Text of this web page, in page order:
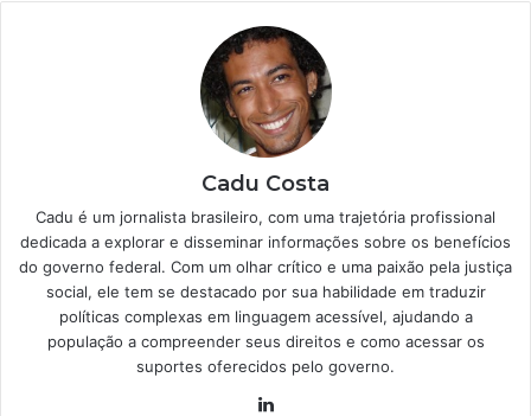
Cadu Costa
Cadu é um jornalista brasileiro, com uma trajetória profissional
dedicada a explorar e disseminar informações sobre os benefícios
do governo federal. Com um olhar crítico e uma paixão pela justiça
social, ele tem se destacado por sua habilidade em traduzir
políticas complexas em linguagem acessível, ajudando a
população a compreender seus direitos e como acessar os
suportes oferecidos pelo governo.